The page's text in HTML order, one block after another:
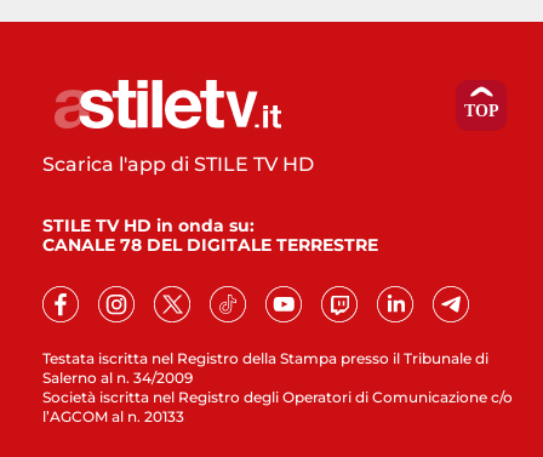
Testata iscritta nel Registro della Stampa presso il Tribunale di
Salerno al n. 34/2009
Società iscritta nel Registro degli Operatori di Comunicazione c/o
l’AGCOM al n. 20133
Scarica l'app di STILE TV HD
STILE TV HD in onda su:
CANALE 78 DEL DIGITALE TERRESTRE